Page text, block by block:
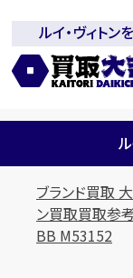
全国2200店舗以
吉」
ルイ・ヴィトン
ブランド買取
ン買取買取参
BB M53152